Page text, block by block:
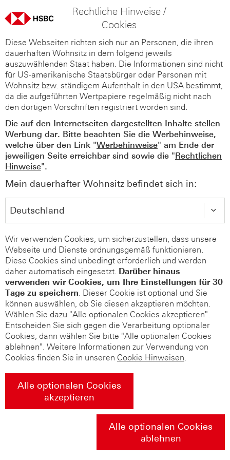
Rechtliche Hinweise /
Cookies
Diese Webseiten richten sich nur an Personen, die ihren
dauerhaften Wohnsitz in dem folgend jeweils
auszuwählenden Staat haben. Die Informationen sind nicht
für US-amerikanische Staatsbürger oder Personen mit
Wohnsitz bzw. ständigem Aufenthalt in den USA bestimmt,
da die aufgeführten Wertpapiere regelmäßig nicht nach
den dortigen Vorschriften registriert worden sind.
Die auf den Internetseiten dargestellten Inhalte stellen
Werbung dar. Bitte beachten Sie die Werbehinweise,
welche über den Link "Werbehinweise" am Ende der
jeweiligen Seite erreichbar sind sowie die "Rechtlichen
Hinweise".
Mein dauerhafter Wohnsitz befindet sich in:
Wir verwenden Cookies, um sicherzustellen, dass unsere
Webseite und Dienste ordnungsgemäß funktionieren.
Diese Cookies sind unbedingt erforderlich und werden
daher automatisch eingesetzt. Darüber hinaus
verwenden wir Cookies, um Ihre Einstellungen für 30
Tage zu speichern. Dieser Cookie ist optional und Sie
können auswählen, ob Sie diesen akzeptieren möchten.
Wählen Sie dazu "Alle optionalen Cookies akzeptieren".
Entscheiden Sie sich gegen die Verarbeitung optionaler
Cookies, dann wählen Sie bitte "Alle optionalen Cookies
ablehnen". Weitere Informationen zur Verwendung von
Cookies finden Sie in unseren Cookie Hinweisen.
Alle optionalen Cookies
akzeptieren
Alle optionalen Cookies
ablehnen